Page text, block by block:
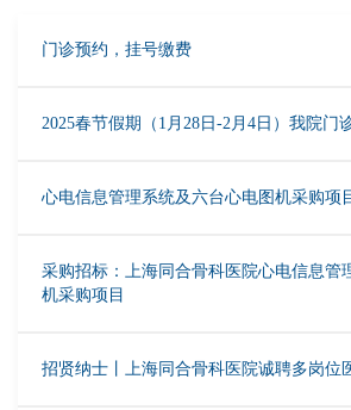
门诊预约，挂号缴费
2025春节假期（1月28日-2月4日）我院门
心电信息管理系统及六台心电图机采购项
采购招标：上海同合骨科医院心电信息管
机采购项目
招贤纳士丨上海同合骨科医院诚聘多岗位